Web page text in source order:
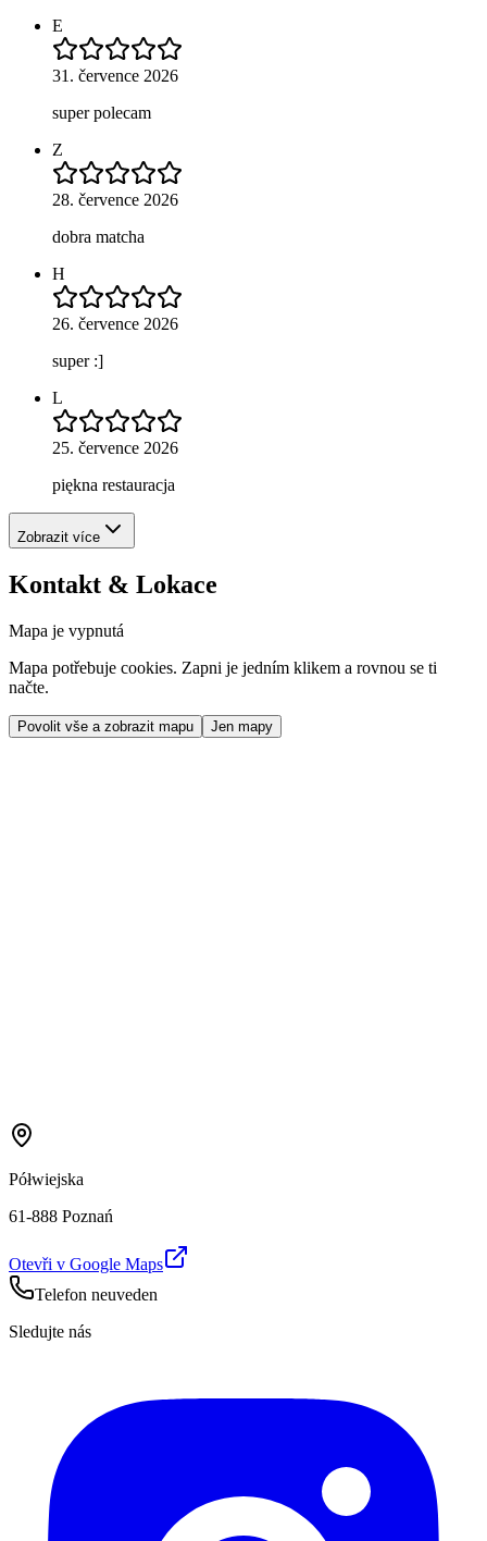
E
31. července 2026
super polecam
Z
28. července 2026
dobra matcha
H
26. července 2026
super :]
L
25. července 2026
piękna restauracja
Zobrazit více
Kontakt & Lokace
Mapa je vypnutá
Mapa potřebuje cookies. Zapni je jedním klikem a rovnou se ti
načte.
Povolit vše a zobrazit mapu Jen mapy
Półwiejska
61-888 Poznań
Otevři v Google Maps
Telefon neuveden
Sledujte nás